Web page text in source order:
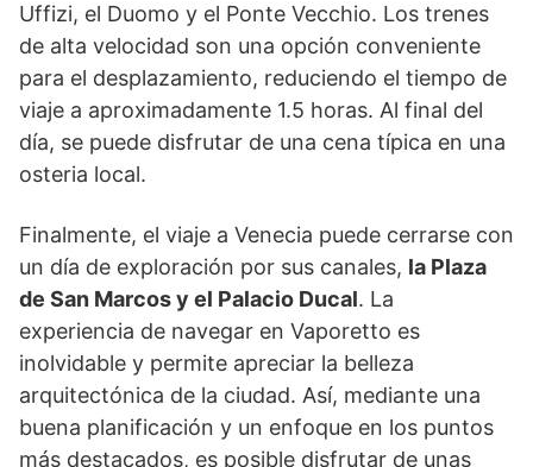
Uffizi, el Duomo y el Ponte Vecchio. Los trenes
de alta velocidad son una opción conveniente
para el desplazamiento, reduciendo el tiempo de
viaje a aproximadamente 1.5 horas. Al final del
día, se puede disfrutar de una cena típica en una
osteria local.
Finalmente, el viaje a Venecia puede cerrarse con
un día de exploración por sus canales, la Plaza
de San Marcos y el Palacio Ducal. La
experiencia de navegar en Vaporetto es
inolvidable y permite apreciar la belleza
arquitectónica de la ciudad. Así, mediante una
buena planificación y un enfoque en los puntos
más destacados, es posible disfrutar de unas